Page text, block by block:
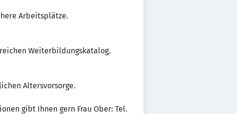
Arbeitsplätze.
Weiterbildungskatalog.
Altersvorsorge.
gibt Ihnen gern Frau Ober: Tel.